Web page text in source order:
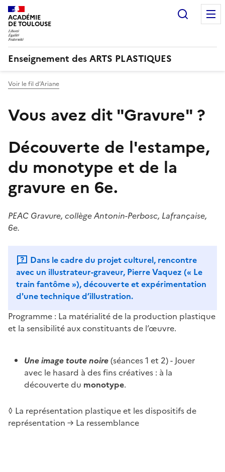
ACADÉMIE
DE TOULOUSE
Enseignement des ARTS PLASTIQUES
Voir le fil d’Ariane
Vous avez dit "Gravure" ?
Découverte de l'estampe,
du monotype et de la
gravure en 6e.
PEAC Gravure, collège Antonin-Perbosc, Lafrançaise,
6e.
Dans le cadre du projet culturel, rencontre
avec un illustrateur-graveur, Pierre Vaquez (« Le
train fantôme »), découverte et expérimentation
d'une technique d’illustration.
Programme : La matérialité de la production plastique
et la sensibilité aux constituants de l’œuvre.
Une image toute noire(séances 1 et 2) - Jouer
avec le hasard à des fins créatives : à la
découverte du monotype.
◊ La représentation plastique et les dispositifs de
représentation → La ressemblance